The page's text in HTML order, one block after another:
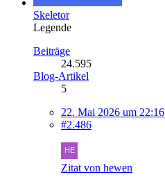
Skeletor
Legende
Beiträge
24.595
Blog-Artikel
5
22. Mai 2026 um 22:16
#2.486
Zitat von hewen